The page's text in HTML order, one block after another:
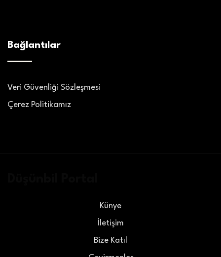
Bağlantılar
Veri Güvenliği Sözleşmesi
Çerez Politikamız
Künye
İletişim
Bize Katıl